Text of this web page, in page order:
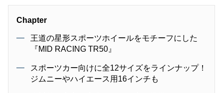
Chapter
王道の星形スポーツホイールをモチーフにした
『MID RACING TR50』
スポーツカー向けに全12サイズをラインナップ！
ジムニーやハイエース用16インチも